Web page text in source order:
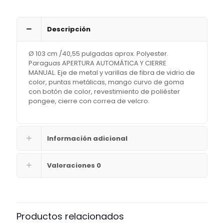
Descripción
Ø 103 cm /40,55 pulgadas aprox. Polyester.
Paraguas APERTURA AUTOMÁTICA Y CIERRE
MANUAL. Eje de metal y varillas de fibra de vidrio de
color, puntas metálicas, mango curvo de goma
con botón de color, revestimiento de poliéster
pongee, cierre con correa de velcro.
Información adicional
Valoraciones 0
Productos relacionados